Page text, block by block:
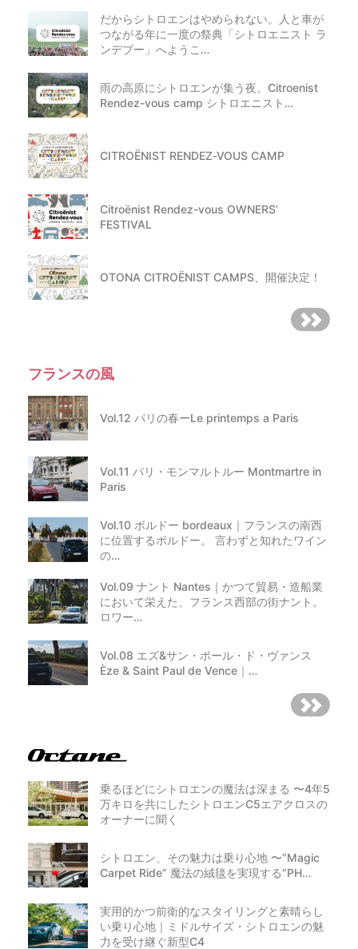
だからシトロエンはやめられない。人と車が
つながる年に一度の祭典「シトロエニスト ラ
ンデブー」へようこ…
雨の高原にシトロエンが集う夜。Citroenist
Rendez-vous camp シトロエニスト…
CITROËNIST RENDEZ-VOUS CAMP
Citroënist Rendez-vous OWNERS’
FESTIVAL
OTONA CITROËNIST CAMPS、開催決定！
フランスの風
Vol.12 パリの春ーLe printemps a Paris
Vol.11 パリ・モンマルトルー Montmartre in
Paris
Vol.10 ボルドー bordeaux｜フランスの南西
に位置するボルドー。 言わずと知れたワイン
の…
Vol.09 ナント Nantes｜かつて貿易・造船業
において栄えた、フランス西部の街ナント。
ロワー…
Vol.08 エズ&サン・ポール・ド・ヴァンス
Èze & Saint Paul de Vence｜…
乗るほどにシトロエンの魔法は深まる 〜4年5
万キロを共にしたシトロエンC5エアクロスの
オーナーに聞く
シトロエン、その魅力は乗り心地 〜”Magic
Carpet Ride” 魔法の絨毯を実現する”PH…
実用的かつ前衛的なスタイリングと素晴らし
い乗り心地｜ミドルサイズ・シトロエンの魅
力を受け継ぐ新型C4